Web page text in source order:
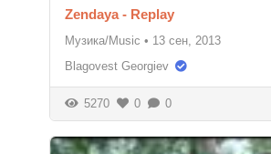
Zendaya - Replay
Музика/Music • 13 сен, 2013
Blagovest Georgiev
5270 0 0